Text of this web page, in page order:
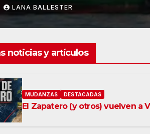
LANA BALLESTER
noticias y artículos
MUDANZAS DESTACADAS
El Zapatero (y otros) vuelven a